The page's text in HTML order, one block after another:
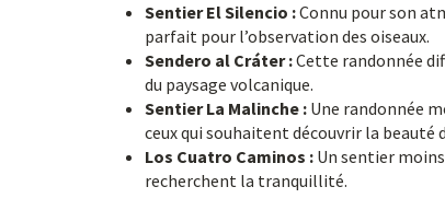
Sentier El Silencio :Connu pour son
parfait pour l’observation des oiseaux.
Sendero al Cráter :Cette randonnée
du paysage volcanique.
Sentier La Malinche : Une randonnée
ceux qui souhaitent découvrir la beauté
Los Cuatro Caminos : Un sentier
recherchent la tranquillité.